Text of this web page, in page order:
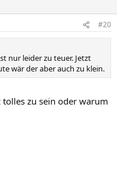
#20
nur leider zu teuer. Jetzt
wär der aber auch zu klein.
tolles zu sein oder warum